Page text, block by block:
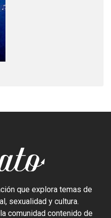
que explora temas de
sexualidad y cultura.
comunidad contenido de